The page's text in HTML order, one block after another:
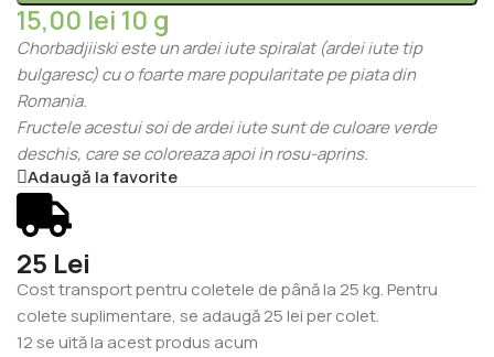
15,00 lei 10 g
Chorbadjiiski este un ardei iute spiralat (ardei iute tip
bulgaresc) cu o foarte mare popularitate pe piata din
Romania.
Fructele acestui soi de ardei iute sunt de culoare verde
deschis, care se coloreaza apoi in rosu-aprins.
Adaugă la favorite
25 Lei
Cost transport pentru coletele de până la 25 kg. Pentru
colete suplimentare, se adaugă 25 lei per colet.
12 se uită la acest produs acum